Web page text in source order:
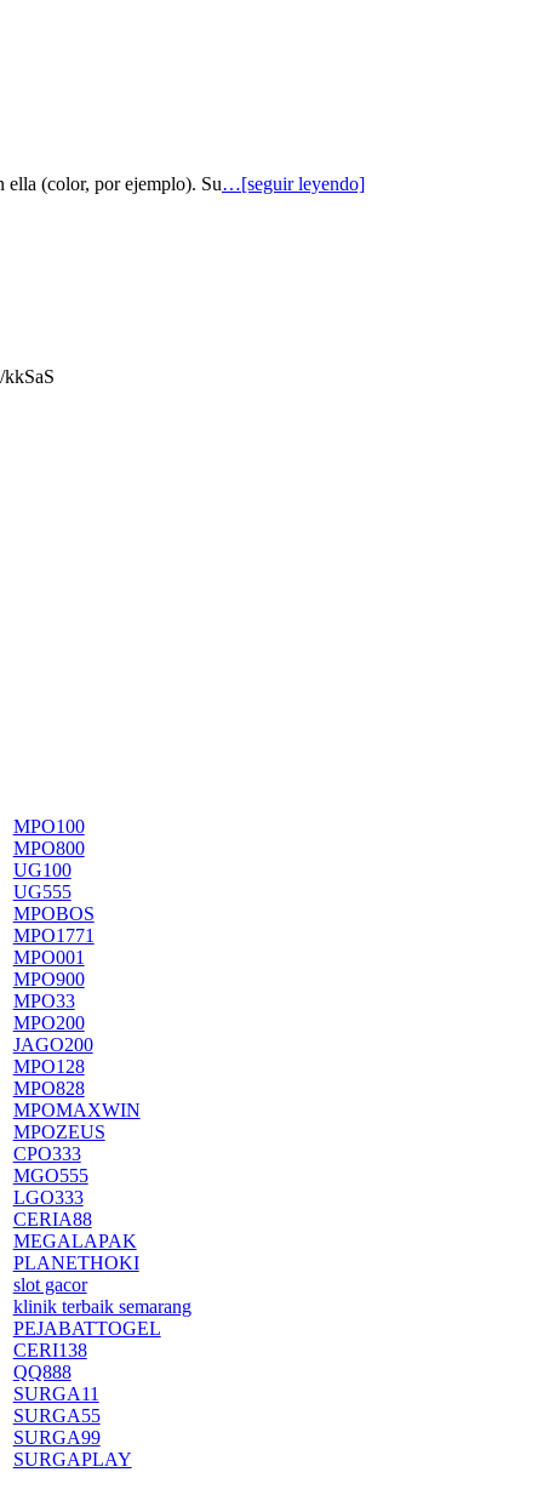
ella (color, por ejemplo). Su…[seguir leyendo]
kkSaS
MPO100
MPO800
UG100
UG555
MPOBOS
MPO1771
MPO001
MPO900
MPO33
MPO200
JAGO200
MPO128
MPO828
MPOMAXWIN
MPOZEUS
CPO333
MGO555
LGO333
CERIA88
MEGALAPAK
PLANETHOKI
slot gacor
klinik terbaik semarang
PEJABATTOGEL
CERI138
QQ888
SURGA11
SURGA55
SURGA99
SURGAPLAY